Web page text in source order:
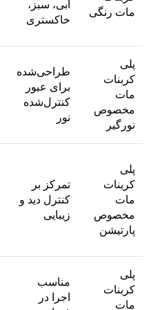
مات رنگی
آبی، سبز،
خاکستری
پلی
کربنات
مات
مخصوص
نورگیر
طراحی‌شده
برای عبور
کنترل‌شده
نور
پلی
کربنات
مات
مخصوص
پارتیشن
تمرکز بر
کنترل دید و
زیبایی
پلی
کربنات
مات
مناسب
اجرا در